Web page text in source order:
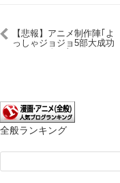
【悲報】アニメ制作陣｢よ
っしゃジョジョ5部大成功
全般ランキング
索: